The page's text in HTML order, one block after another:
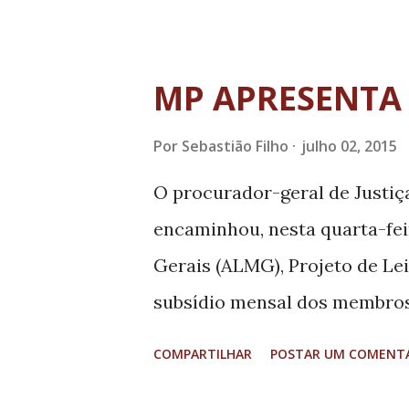
problema nos próximos dias.
assuntos sobre criminalidade
governador que tanto a
problema, tomam suas
menores infratores, não
falta de uma instituição para
MP APRESENTA
Por Sebastião Filho julho 02, 2015
O procurador-geral de
encaminhou, nesta quarta-
Gerais (ALMG), Projeto de
subsídio mensal dos
COMPARTILHAR POSTAR UM